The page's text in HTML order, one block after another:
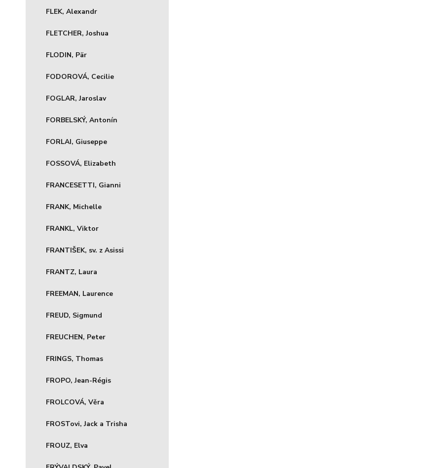
FLEK, Alexandr
FLETCHER, Joshua
FLODIN, Pär
FODOROVÁ, Cecilie
FOGLAR, Jaroslav
FORBELSKÝ, Antonín
FORLAI, Giuseppe
FOSSOVÁ, Elizabeth
FRANCESETTI, Gianni
FRANK, Michelle
FRANKL, Viktor
FRANTIŠEK, sv. z Asissi
FRANTZ, Laura
FREEMAN, Laurence
FREUD, Sigmund
FREUCHEN, Peter
FRINGS, Thomas
FROPO, Jean-Régis
FROLCOVÁ, Věra
FROSTovi, Jack a Trisha
FROUZ, Elva